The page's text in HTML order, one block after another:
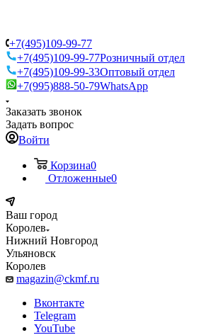
+7(495)109-99-77
+7(495)109-99-77Розничный отдел
+7(495)109-99-33Оптовый отдел
+7(995)888-50-79WhatsApp
Заказать звонок
Задать вопрос
Войти
Корзина0
Отложенные0
Ваш город
Королев
Нижний Новгород
Ульяновск
Королев
magazin@ckmf.ru
Вконтакте
Telegram
YouTube